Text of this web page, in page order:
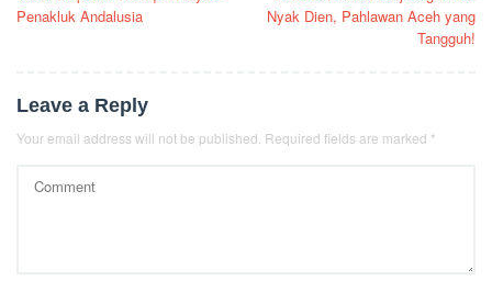
Penakluk Andalusia
Nyak Dien, Pahlawan Aceh yang
Tangguh!
Leave a Reply
Your email address will not be published. Required fields are marked *